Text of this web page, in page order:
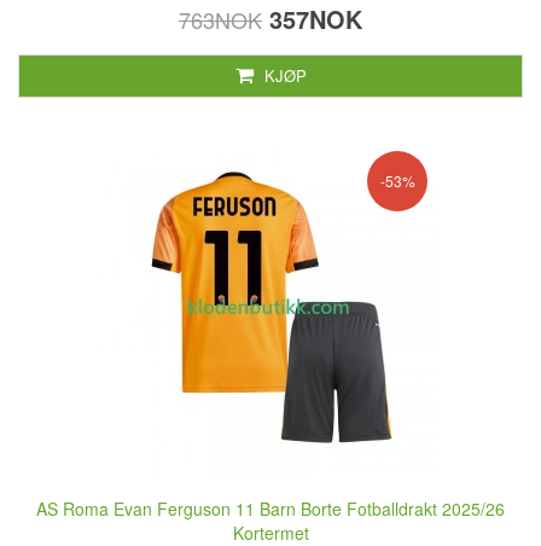
763NOK 357NOK
KJØP
-53%
AS Roma Evan Ferguson 11 Barn Borte Fotballdrakt 2025/26
Kortermet